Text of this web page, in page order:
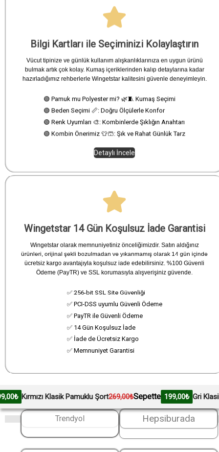
Detaylı İncele
🟢 Pamuk mu Polyester mi? 🌿🧵 Kumaş Seçimi
🟢 Beden Seçimi 📏: Doğru Ölçülerle Konfor
🟢 Renk Uyumları 🎨: Kombinlerde Şıklığın Anahtarı
🟢 Kombin Önerimiz 👕🩳: Şık ve Rahat Günlük Tarz
Vücut tipinize ve günlük kullanım alışkanlıklarınıza en uygun ürünü
bulmak artık çok kolay. Kumaş içeriklerinden kalıp detaylarına kadar
hazırladığımız rehberlerle Wingetstar kalitesini güvenle deneyimleyin.
Bilgi Kartları ile Seçiminizi Kolaylaştırın
✅ 256-bit SSL Site Güvenliği
✅ PCI-DSS uyumlu Güvenli Ödeme
✅ PayTR ile Güvenli Ödeme
✅ 14 Gün Koşulsuz İade
✅ İade de Ücretsiz Kargo
✅ Memnuniyet Garantisi
Wingetstar olarak memnuniyetiniz önceliğimizdir. Satın aldığınız
ürünleri, orijinal şekli bozulmadan ve yıkanmamış olarak 14 gün içinde
ücretsiz kargo avantajıyla koşulsuz iade edebilirsiniz. %100 Güvenli
Ödeme (PayTR) ve SSL korumasıyla alışverişiniz güvende.
Wingetstar 14 Gün Koşulsuz İade Garantisi
Klasik Pamuklu Şort269,00₺Sepette 199,00₺ Gri Klasik
Trendyol Hepsiburada